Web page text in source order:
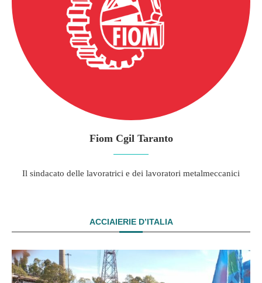
Fiom Cgil Taranto
Il sindacato delle lavoratrici e dei lavoratori metalmeccanici
ACCIAIERIE D’ITALIA